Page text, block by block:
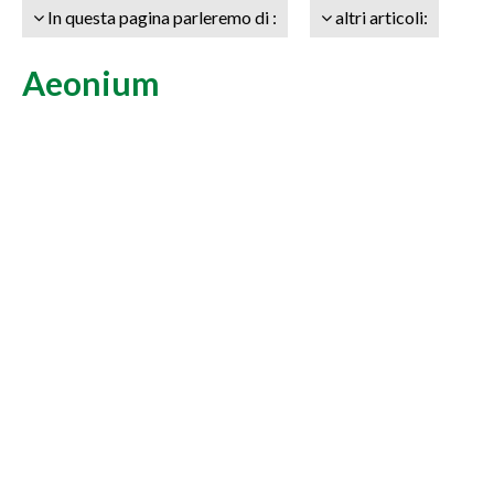
In questa pagina parleremo di : altri articoli:
Aeonium